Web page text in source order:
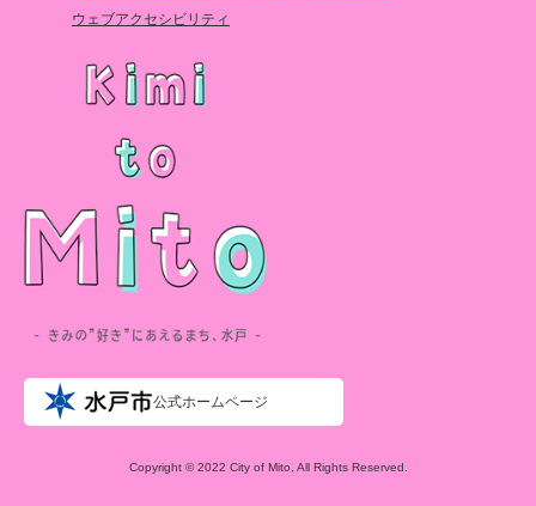
ウェブアクセシビリティ
公式ホームページ
Copyright © 2022 City of Mito, All Rights Reserved.